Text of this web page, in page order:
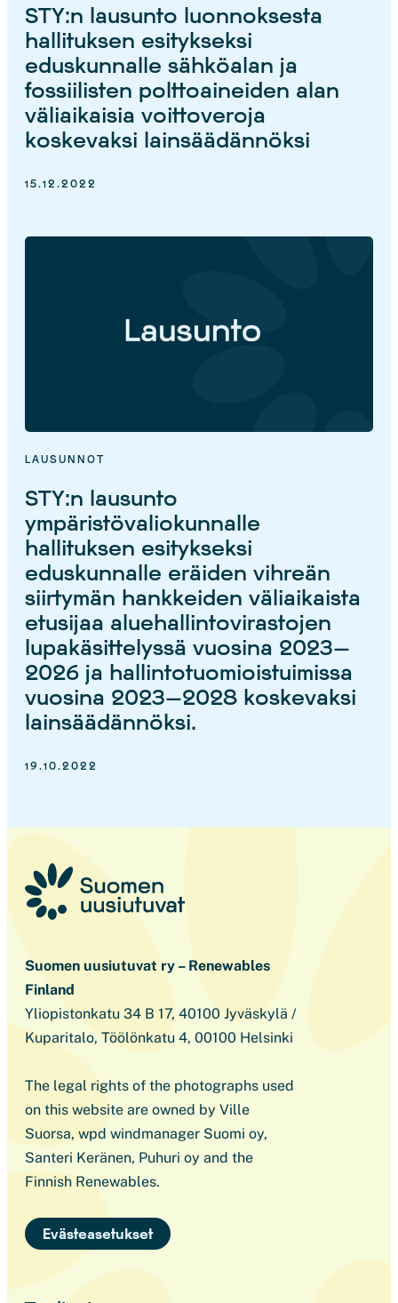
STY:n lausunto luonnoksesta
hallituksen esitykseksi
eduskunnalle sähköalan ja
fossiilisten polttoaineiden alan
väliaikaisia voittoveroja
koskevaksi lainsäädännöksi
15.12.2022
LAUSUNNOT
STY:n lausunto
ympäristövaliokunnalle
hallituksen esitykseksi
eduskunnalle eräiden vihreän
siirtymän hankkeiden väliaikaista
etusijaa aluehallintovirastojen
lupakäsittelyssä vuosina 2023—
2026 ja hallintotuomioistuimissa
vuosina 2023—2028 koskevaksi
lainsäädännöksi.
19.10.2022
Suomen uusiutuvat ry – Renewables
Finland
Yliopistonkatu 34 B 17, 40100 Jyväskylä /
Kuparitalo, Töölönkatu 4, 00100 Helsinki
The legal rights of the photographs used
on this website are owned by Ville
Suorsa, wpd windmanager Suomi oy,
Santeri Keränen, Puhuri oy and the
Finnish Renewables.
Evästeasetukset